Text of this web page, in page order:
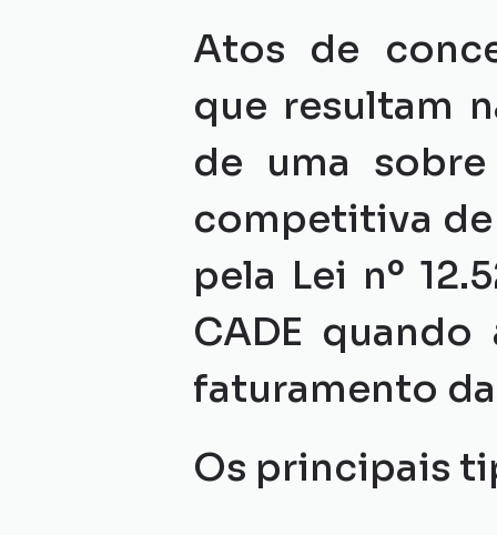
Atos de
que resultam
de uma
competitiva de
pela Lei nº
CADE
faturamento
Os principais